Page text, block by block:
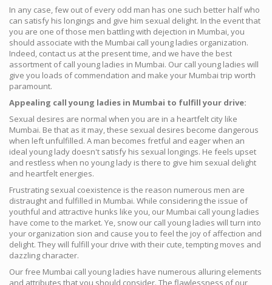
In any case, few out of every odd man has one such better half who
can satisfy his longings and give him sexual delight. In the event that
you are one of those men battling with dejection in Mumbai, you
should associate with the Mumbai call young ladies organization.
Indeed, contact us at the present time, and we have the best
assortment of call young ladies in Mumbai. Our call young ladies will
give you loads of commendation and make your Mumbai trip worth
paramount.
Appealing call young ladies in Mumbai to fulfill your drive:
Sexual desires are normal when you are in a heartfelt city like
Mumbai. Be that as it may, these sexual desires become dangerous
when left unfulfilled. A man becomes fretful and eager when an
ideal young lady doesn't satisfy his sexual longings. He feels upset
and restless when no young lady is there to give him sexual delight
and heartfelt energies.
Frustrating sexual coexistence is the reason numerous men are
distraught and fulfilled in Mumbai. While considering the issue of
youthful and attractive hunks like you, our Mumbai call young ladies
have come to the market. Ye, snow our call young ladies will turn into
your organization sion and cause you to feel the joy of affection and
delight. They will fulfill your drive with their cute, tempting moves and
dazzling character.
Our free Mumbai call young ladies have numerous alluring elements
and attributes that you should consider. The flawlessness of our